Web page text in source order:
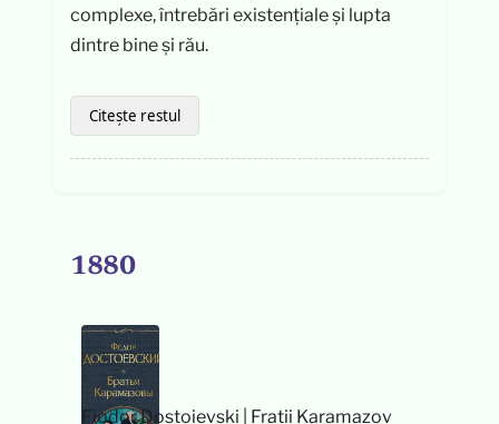
complexe, întrebări existențiale și lupta
dintre bine și rău.
Citește restul
1880
Fiodor Dostoievski Frații Karamazov